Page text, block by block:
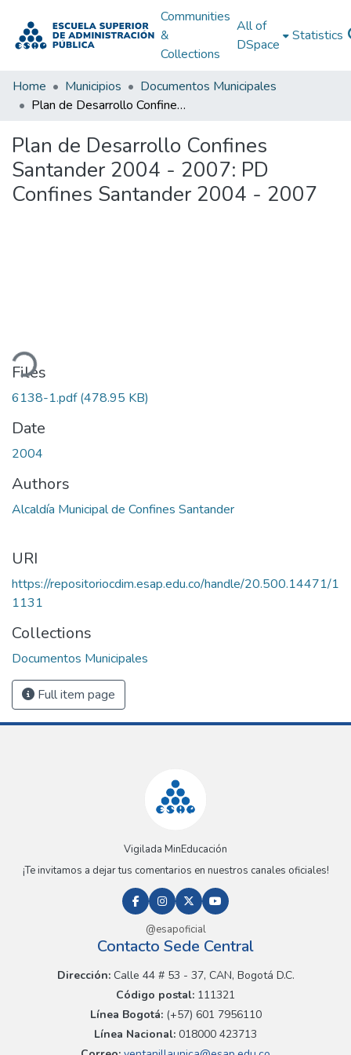
Communities
&
Collections
All of
DSpace
Statistics
Home Municipios
Documentos Municipales
Plan de Desarrollo Confines Santander 2004 - 2007: PD Confines Santander 2004 - 2007
Plan de Desarrollo Confines
Santander 2004 - 2007: PD
Confines Santander 2004 - 2007
Files
6138-1.pdf(478.95 KB)
Date
2004
Authors
Alcaldía Municipal de Confines Santander
URI
https://repositoriocdim.esap.edu.co/handle/20.500.14471/1
1131
Collections
Documentos Municipales
Full item page
Vigilada MinEducación
¡Te invitamos a dejar tus comentarios en nuestros canales oficiales!
@esapoficial
Contacto Sede Central
Dirección:Calle 44 # 53 - 37, CAN, Bogotá D.C.
Código postal: 111321
Línea Bogotá:(+57) 601 7956110
Línea Nacional: 018000 423713